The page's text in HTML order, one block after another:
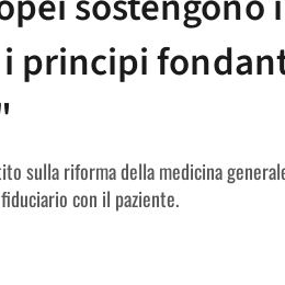
principi
sulla riforma della medicina
con il paziente.